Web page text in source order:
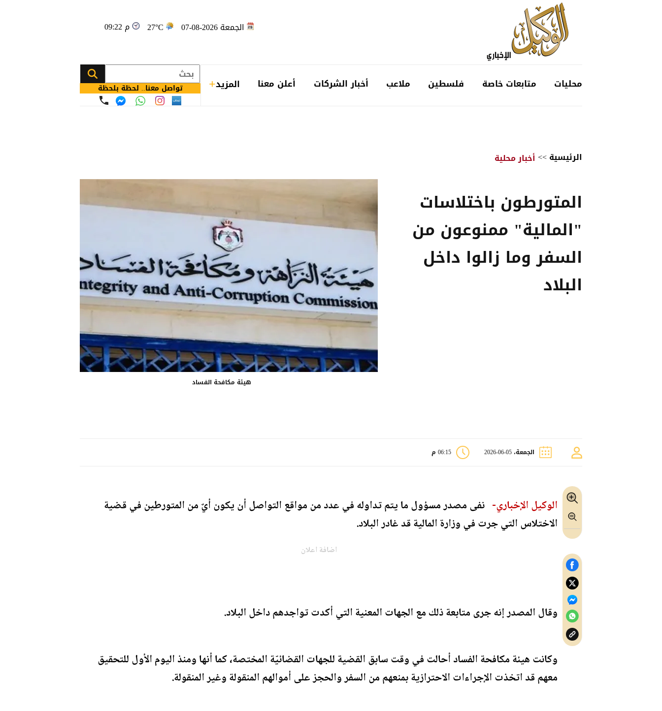
الجمعة 2026-08-07 27°C 09:22 م
محليات متابعات خاصة فلسطين ملاعب أخبار الشركات أعلن معنا المزيد تواصل معنا.. لحظة بلحظة
الرئيسية>>أخبار محلية
المتورطون باختلاسات
"المالية" ممنوعون من
السفر وما زالوا داخل
البلاد
هيئة مكافحة الفساد
الجمعة، 05-06-2026 06:15 م
الوكيل الإخباري- نفى مصدر مسؤول ما يتم تداوله في عدد من مواقع التواصل أن يكون أيٌ من المتورطين في قضية
الاختلاس التي جرت في وزارة المالية قد غادر البلاد.
اضافة اعلان
وقال المصدر إنه جرى متابعة ذلك مع الجهات المعنية التي أكدت تواجدهم داخل البلاد.
وكانت هيئة مكافحة الفساد أحالت في وقت سابق القضية للجهات القضائيّة المختصة، كما أنها ومنذ اليوم الأول للتحقيق
معهم قد اتخذت الإجراءات الاحترازية بمنعهم من السفر والحجز على أموالهم المنقولة وغير المنقولة.